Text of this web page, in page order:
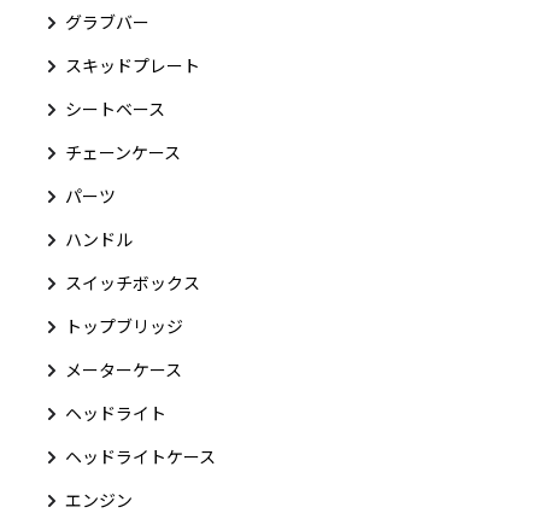
グラブバー
スキッドプレート
シートベース
チェーンケース
パーツ
ハンドル
スイッチボックス
トップブリッジ
メーターケース
ヘッドライト
ヘッドライトケース
エンジン